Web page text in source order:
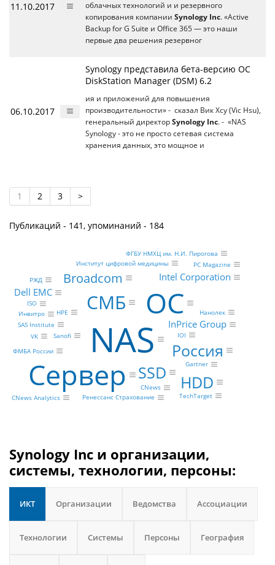
11.10.2017
облачных технологий и и резервного
копирования компании Synology Inc. «Active
Backup for G Suite и Office 365 — это наши
первые два решения резервног
06.10.2017
Synology представила бета-версию ОС
DiskStation Manager (DSM) 6.2
ия и приложений для повышения
производительности» - сказал Вик Хсу (Vic Hsu),
генеральный директор Synology Inc. - «NAS
Synology - это не просто сетевая система
хранения данных, это мощное и
1 2 3 >
Публикаций - 141, упоминаний - 184
NAS
ОС
Сервер
СМБ
SSD HDD
Россия
Broadcom Intel Corporation
InPrice Group
Dell EMC
HPE
SAS Institute
Sanofi
ФМБА России
CNews Analytics Ренессанс Страхование
РЖД
PC Magazine
TechTarget
Инвитро
VK
ФГБУ НМХЦ им. Н.И. Пирогова
ISO
CNews
Gartner
Институт цифровой медицины
IOI
Нанолек
Synology Inc и организации,
системы, технологии, персоны:
ИКТ Организации Ведомства Ассоциации
Технологии Системы Персоны География